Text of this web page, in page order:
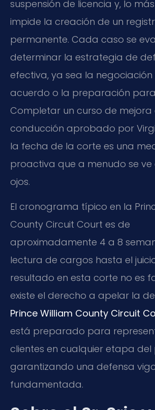
suspensión de licencia y, lo
impide la creación de un
permanente. Cada caso se
determinar la estrategia de
efectiva, ya sea la negociación
acuerdo o la preparación para
Completar un curso de mejora
conducción aprobado por
la fecha de la corte es una
proactiva que a menudo se ve
ojos.
El cronograma típico en la
County Circuit Court es de
aproximadamente 4 a 8
lectura de cargos hasta el
resultado en esta corte no es
existe el derecho a apelar la
Prince William County Circuit
está preparado para
clientes en cualquier etapa del
garantizando una defensa
fundamentada.